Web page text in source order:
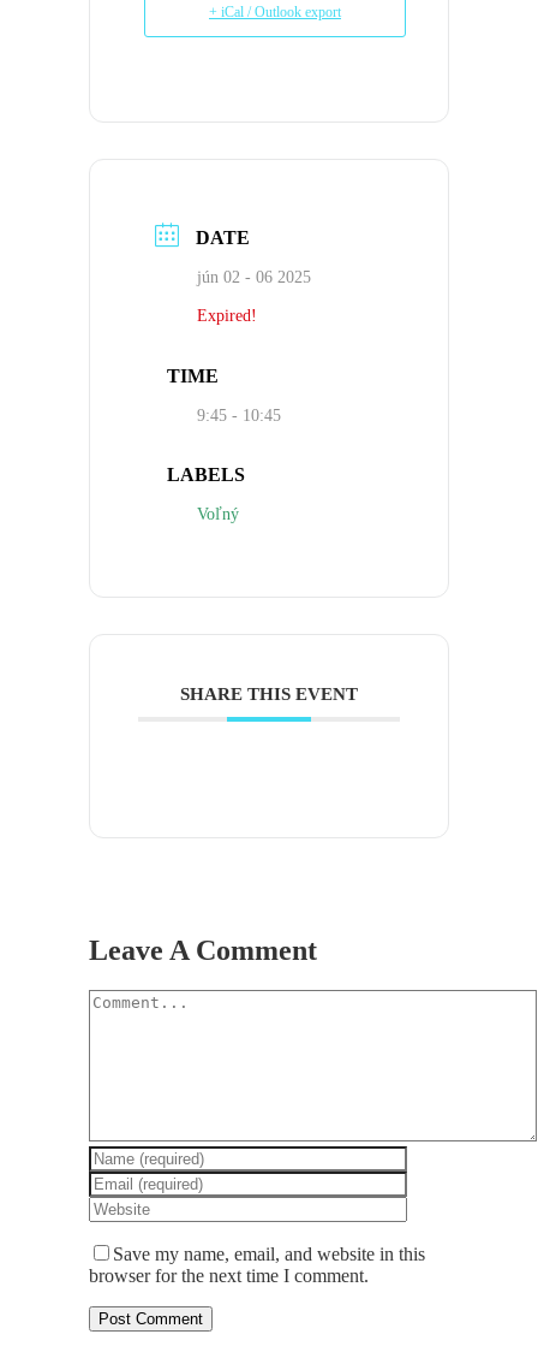
+ iCal / Outlook export
DATE
jún 02 - 06 2025
Expired!
TIME
9:45 - 10:45
LABELS
Voľný
SHARE THIS EVENT
Leave A Comment
Comment
Save my name, email, and website in this
browser for the next time I comment.